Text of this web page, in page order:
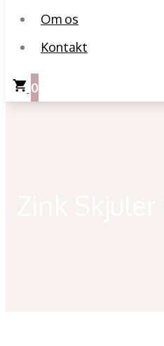
Om os
Kontakt
0